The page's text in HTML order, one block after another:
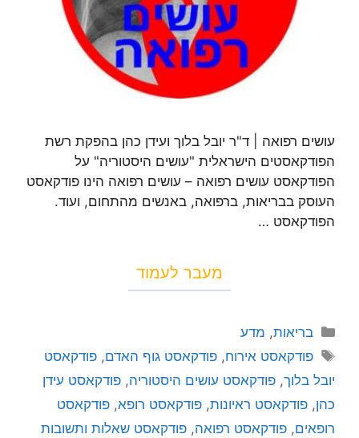
עושים רפואה | ד"ר יובל בלוך ועידן כהן בהפקת רשת
הפודקאסטים הישראלית "עושים היסטוריה" על
הפודקאסט עושים רפואה – עושים רפואה הינו פודקאסט
העוסק בבריאות, ברפואה, באנשים מהתחום, ועוד.
הפודקאסט …
מעבר לעמוד
בריאות, מדע
פודקאסט אירוח,פודקאסט גוף האדם,פודקאסט
יובל בלוך, פודקאסט עושים היסטוריה, פודקאסט עידן
כהן, פודקאסט ראיונות, פודקאסט רופא, פודקאסט
רופאים, פודקאסט רפואה, פודקאסט שאלות ותשובות